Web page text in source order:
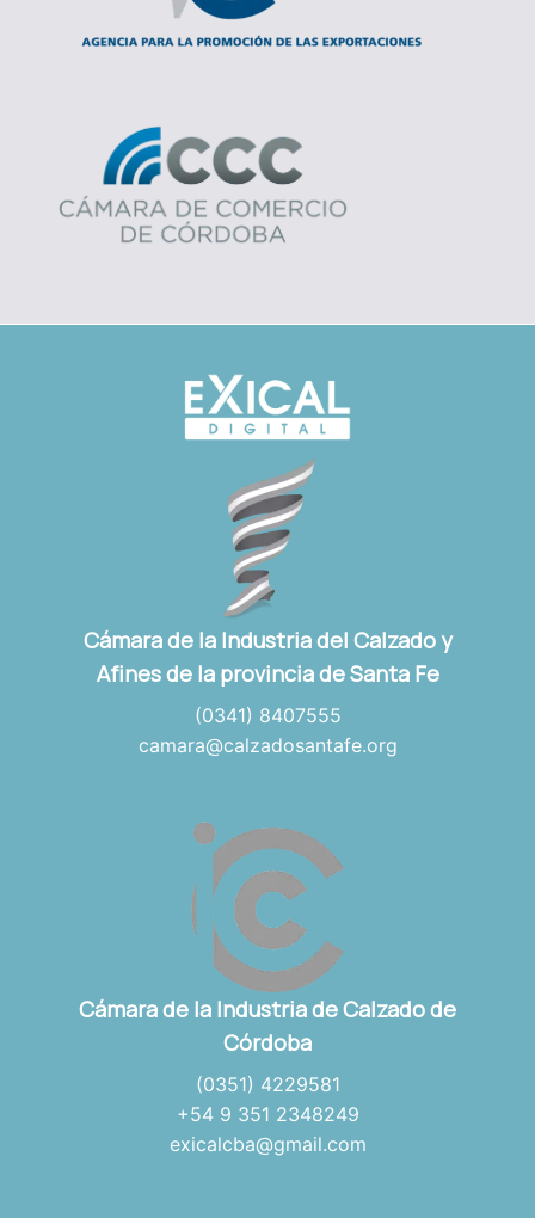
Cámara de la Industria del Calzado y
Afines de la provincia de Santa Fe
(0341) 8407555
camara@calzadosantafe.org
Cámara de la Industria de Calzado de
Córdoba
(0351) 4229581
+54 9 351 2348249
exicalcba@gmail.com